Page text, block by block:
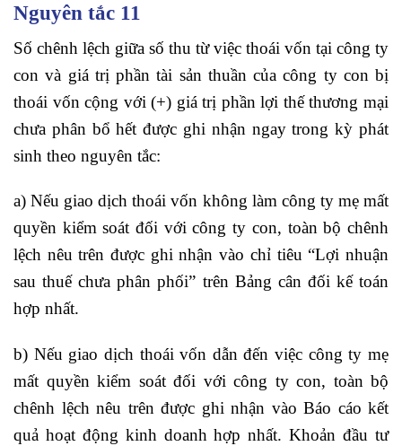
Nguyên tắc 11
Số chênh lệch giữa số thu từ việc thoái vốn tại công ty
con và giá trị phần tài sản thuần của công ty con bị
thoái vốn cộng với (+) giá trị phần lợi thế thương mại
chưa phân bổ hết được ghi nhận ngay trong kỳ phát
sinh theo nguyên tắc:
a) Nếu giao dịch thoái vốn không làm công ty mẹ mất
quyền kiểm soát đối với công ty con, toàn bộ chênh
lệch nêu trên được ghi nhận vào chỉ tiêu “Lợi nhuận
sau thuế chưa phân phối” trên Bảng cân đối kế toán
hợp nhất.
b) Nếu giao dịch thoái vốn dẫn đến việc công ty mẹ
mất quyền kiểm soát đối với công ty con, toàn bộ
chênh lệch nêu trên được ghi nhận vào Báo cáo kết
quả hoạt động kinh doanh hợp nhất. Khoản đầu tư